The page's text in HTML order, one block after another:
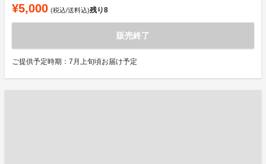
¥5,000 (税込/送料込)残り8
販売終了
ご提供予定時期：7月上旬頃お届け予定